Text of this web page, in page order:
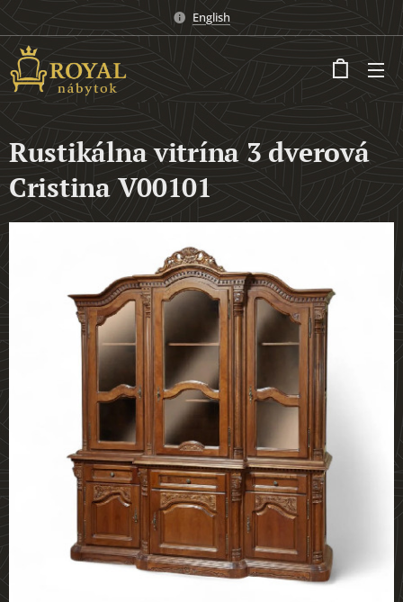
English
Rustikálna vitrína 3 dverová
Cristina V00101